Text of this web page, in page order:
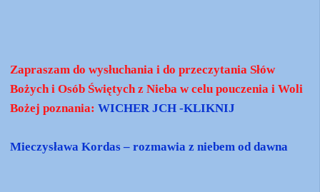
Zapraszam do wysłuchania i do przeczytania Słów
Bożych i Osób Świętych z Nieba w celu pouczenia i Woli
Bożej poznania:WICHER JCH -KLIKNIJ
Mieczysława Kordas – rozmawia z niebem od dawna